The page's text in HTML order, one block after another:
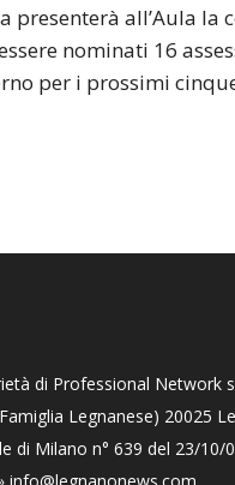
presenterà all’Aula la
nominati 16
per i prossimi
di Professional Network
Legnanese) 20025
di Milano n° 639 del 23/